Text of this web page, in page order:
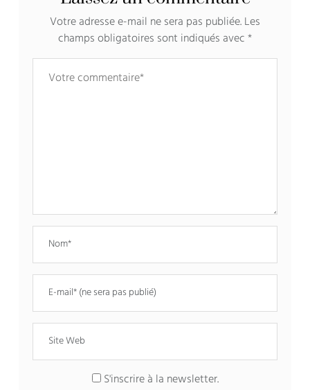
Votre adresse e-mail ne sera pas publiée.Les
champs obligatoires sont indiqués avec*
S'inscrire à la newsletter.